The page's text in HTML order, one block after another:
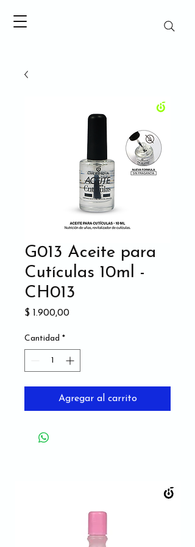
G013 Aceite para
Cutículas 10ml -
CH013
$ 1.900,00Precio
Cantidad *
Agregar al carrito